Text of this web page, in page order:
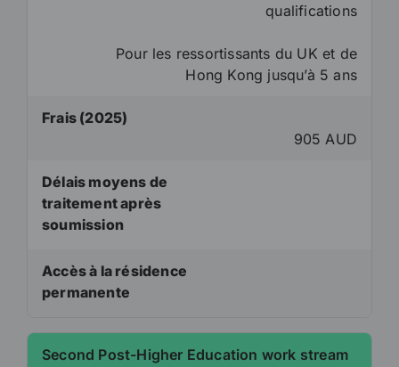
qualifications
Pour les ressortissants du UK et de
Hong Kong jusqu’à 5 ans
Frais (2025)
905 AUD
Délais moyens de
traitement après
soumission
Accès à la résidence
permanente
Second Post-Higher Education work stream